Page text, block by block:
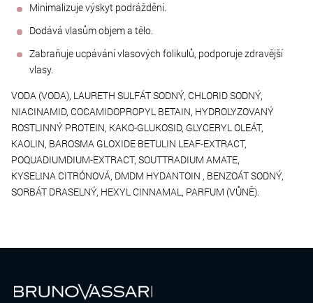
Minimalizuje výskyt podráždění.
Dodává vlasům objem a tělo.
Zabraňuje ucpávání vlasových folikulů, podporuje zdravější
vlasy.
VODA (VODA), LAURETH SULFÁT SODNÝ, CHLORID SODNÝ,
NIACINAMID, COCAMIDOPROPYL BETAIN, HYDROLYZOVANÝ
ROSTLINNÝ PROTEIN, KAKO-GLUKOSID, GLYCERYL OLEÁT,
KAOLIN, BAROSMA GLOXIDE BETULIN LEAF-EXTRACT,
POQUADIUMDIUM-EXTRACT, SOUTTRADIUM AMATE,
KYSELINA CITRÓNOVÁ, DMDM ​​HYDANTOIN , BENZOÁT SODNÝ,
SORBÁT DRASELNÝ, HEXYL CINNAMAL, PARFUM (VŮNĚ).